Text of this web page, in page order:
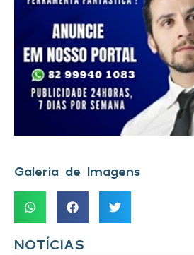
Galeria de Imagens
NOTÍCIAS